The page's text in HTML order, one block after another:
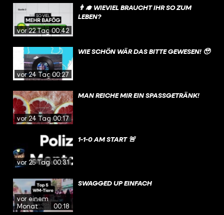
vor 22 Tagen00:42
👨‍🎓 WIEVIEL BRAUCHT IHR SO ZUM
LEBEN?
vor 24 Tagen00:27
WIE SCHÖN WÄR DAS BITTE GEWESEN! 🥹
vor 24 Tagen00:17
MAN REICHE MIR EIN SPASSGETRÄNK!
vor 25 Tagen00:31
1-1-0 AM START 🚨
vor einem
Monat
00:18
SWAGGED UP EINFACH